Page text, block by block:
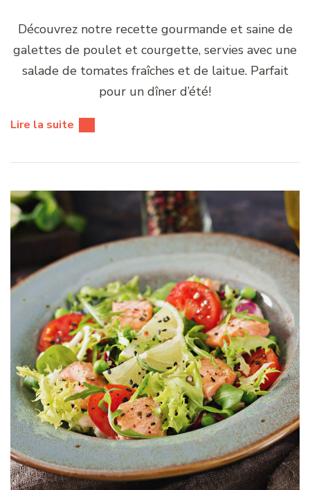
Découvrez notre recette gourmande et saine de
galettes de poulet et courgette, servies avec une
salade de tomates fraîches et de laitue. Parfait
pour un dîner d’été!
Lire la suite